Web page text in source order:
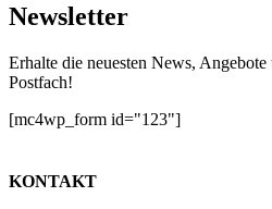
Newsletter
Erhalte die neuesten News,
Postfach!
[mc4wp_form id="123"]
KONTAKT